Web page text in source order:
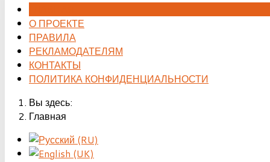
О ПРОЕКТЕ
ПРАВИЛА
РЕКЛАМОДАТЕЛЯМ
КОНТАКТЫ
ПОЛИТИКА КОНФИДЕНЦИАЛЬНОСТИ
Вы здесь:
Главная